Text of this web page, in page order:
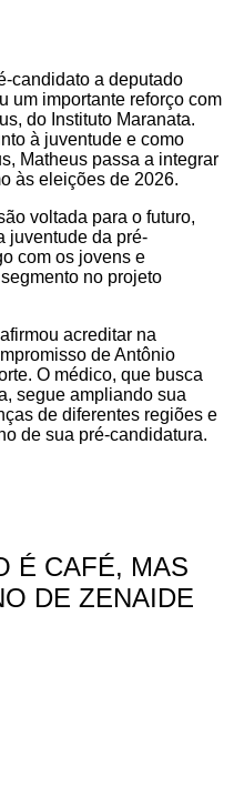
candidato a deputado
um importante reforço com
do Instituto Maranata.
à juventude e como
Matheus passa a integrar
às eleições de 2026.
voltada para o futuro,
juventude da pré-
com os jovens e
no projeto
acreditar na
de Antônio
O médico, que busca
segue ampliando sua
de diferentes regiões e
de sua pré-candidatura.
É CAFÉ, MAS
DE ZENAIDE